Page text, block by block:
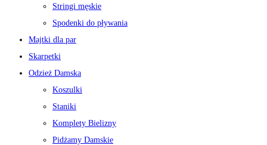
Stringi męskie
Spodenki do pływania
Majtki dla par
Skarpetki
Odzież Damska
Koszulki
Staniki
Komplety Bielizny
Pidżamy Damskie